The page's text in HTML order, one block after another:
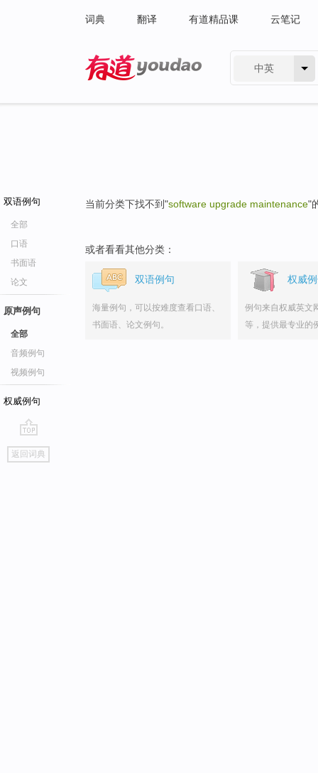
词典 翻译 有道精品课 云笔记
中英
双语例句
全部
口语
书面语
论文
原声例句
全部
音频例句
视频例句
权威例句
go
top
返回词典
当前分类下找不到"software upgrade maintenance"
或者看看其他分类：
双语例句
海量例句，可以按难度查看口语、
书面语、论文例句。
权威
例句来自权威英文
等，提供最专业的